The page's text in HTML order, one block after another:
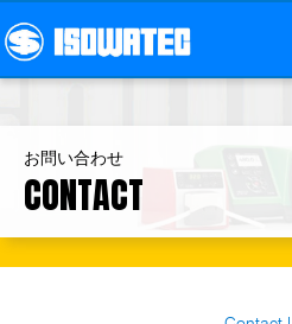
お問い合わせ
CONTACT